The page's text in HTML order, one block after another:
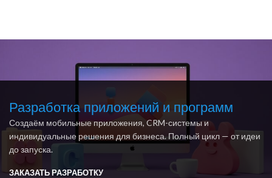
Разработка приложений и программ
Создаём мобильные приложения, CRM-системы и
индивидуальные решения для бизнеса. Полный цикл — от идеи
до запуска.
ЗАКАЗАТЬ РАЗРАБОТКУ